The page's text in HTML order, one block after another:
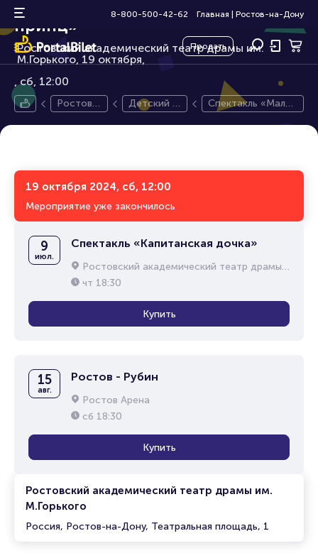
8-800-500-42-62 Главная Ростов-на-Дону
Продать
Спектакль «Маленький
принц»
Ростовский академический театр драмы им.
М.Горького, 19 октября,
6+
сб, 12:00
Ростов-
Детский с
Спектакль «Мален
19 октября 2024, сб, 12:00
Мероприятие уже закончилось
Ростовский академический театр драмы им.
М.Горького
Россия, Ростов-на-Дону, Театральная площадь, 1
9
июл.
Спектакль «Капитанская дочка»
Ростовский академический театр драмы им. М.Горького
чт 18:30
Купить
15
авг.
Ростов - Рубин
Ростов Арена
сб 18:30
Купить